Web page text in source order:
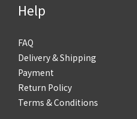
Help
FAQ
Delivery & Shipping
Payment
Return Policy
Terms & Conditions